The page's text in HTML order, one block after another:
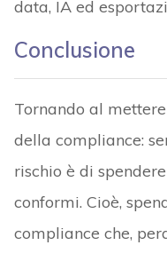
data, IA ed
Conclusione
Tornando al
della compliance:
rischio è di
conformi. Cioè,
compliance che,